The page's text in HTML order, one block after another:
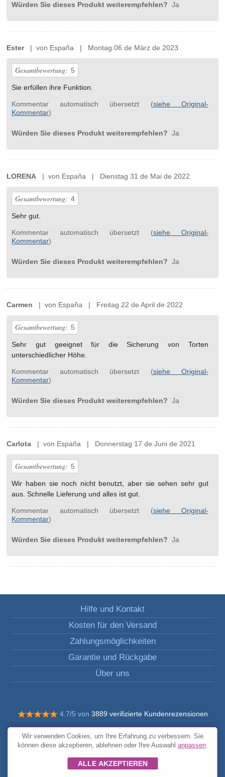
Würden Sie dieses Produkt weiterempfehlen? Ja
Ester| von España | Montag 06 de März de 2023
Gesamtbewertung: 5
Sie erfüllen ihre Funktion.
Kommentar automatisch übersetzt (siehe Original-
Kommentar)
Würden Sie dieses Produkt weiterempfehlen? Ja
LORENA | von España | Dienstag 31 de Mai de 2022
Gesamtbewertung: 4
Sehr gut.
Kommentar automatisch übersetzt (siehe Original-
Kommentar)
Würden Sie dieses Produkt weiterempfehlen? Ja
Carmen | von España | Freitag 22 de April de 2022
Gesamtbewertung: 5
Sehr gut geeignet für die Sicherung von Torten
unterschiedlicher Höhe.
Kommentar automatisch übersetzt (siehe Original-
Kommentar)
Würden Sie dieses Produkt weiterempfehlen? Ja
Carlota | von España | Donnerstag 17 de Juni de 2021
Gesamtbewertung: 5
Wir haben sie noch nicht benutzt, aber sie sehen sehr gut
aus. Schnelle Lieferung und alles ist gut.
Kommentar automatisch übersetzt (siehe Original-
Kommentar)
Würden Sie dieses Produkt weiterempfehlen? Ja
Hilfe und Kontakt
Kosten für den Versand
Zahlungsmöglichkeiten
Garantie und Rückgabe
Über uns
4.7/5 von 3889 verifizierte Kundenrezensionen
© Alle Rechte vorbehalten FunToCome
Allgemeine Bedingungen und Konditionen
Wir verwenden Cookies, um Ihre Erfahrung zu verbessern. Sie
können diese akzeptieren, ablehnen oder Ihre Auswahl anpassen.
ALLE AKZEPTIEREN